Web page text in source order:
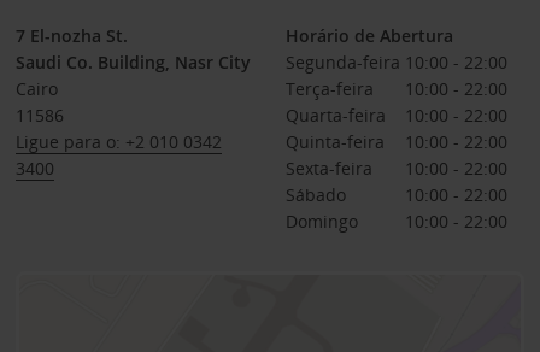
7 El-nozha St.
Saudi Co. Building, Nasr City
Cairo
11586
Ligue para o: +2 010 0342
3400
Horário de Abertura
Segunda-feira 10:00 - 22:00
Terça-feira
10:00 - 22:00
Quarta-feira
10:00 - 22:00
Quinta-feira
10:00 - 22:00
Sexta-feira
10:00 - 22:00
Sábado
10:00 - 22:00
Domingo
10:00 - 22:00